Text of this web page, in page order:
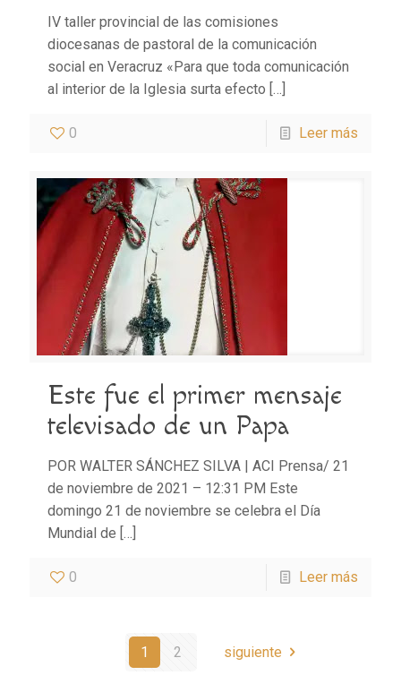
IV taller provincial de las comisiones
diocesanas de pastoral de la comunicación
social en Veracruz «Para que toda comunicación
al interior de la Iglesia surta efecto […]
0 Leer más
Este fue el primer mensaje
televisado de un Papa
POR WALTER SÁNCHEZ SILVA | ACI Prensa/ 21
de noviembre de 2021 – 12:31 PM Este
domingo 21 de noviembre se celebra el Día
Mundial de […]
0 Leer más
1 2 siguiente